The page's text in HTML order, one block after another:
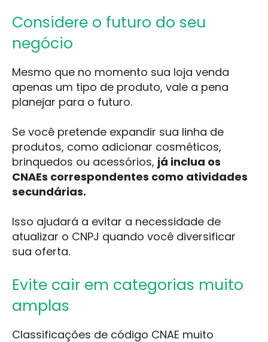
Considere o futuro do seu
negócio
Mesmo que no momento sua loja venda
apenas um tipo de produto, vale a pena
planejar para o futuro.
Se você pretende expandir sua linha de
produtos, como adicionar cosméticos,
brinquedos ou acessórios, já inclua os
CNAEs correspondentes como atividades
secundárias.
Isso ajudará a evitar a necessidade de
atualizar o CNPJ quando você diversificar
sua oferta.
Evite cair em categorias muito
amplas
Classificações de código CNAE muito